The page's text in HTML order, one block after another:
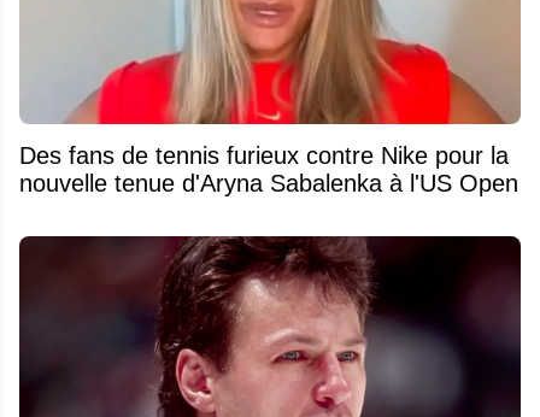
Des fans de tennis furieux contre Nike pour la
nouvelle tenue d'Aryna Sabalenka à l'US Open